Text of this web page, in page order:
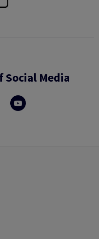
Social Media